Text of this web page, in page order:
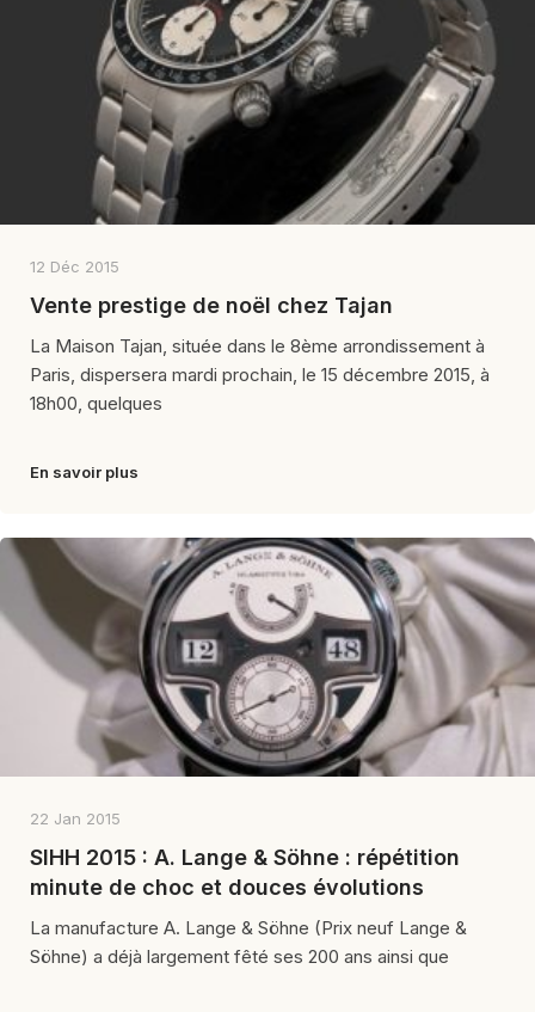
12 Déc 2015
Vente prestige de noël chez Tajan
La Maison Tajan, située dans le 8ème arrondissement à
Paris, dispersera mardi prochain, le 15 décembre 2015, à
18h00, quelques
En savoir plus
22 Jan 2015
SIHH 2015 : A. Lange & Söhne : répétition
minute de choc et douces évolutions
La manufacture A. Lange & Söhne (Prix neuf Lange &
Söhne) a déjà largement fêté ses 200 ans ainsi que